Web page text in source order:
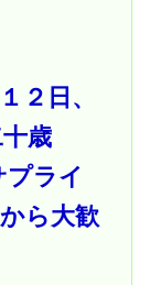
２日、
歳
プライ
ら大歓